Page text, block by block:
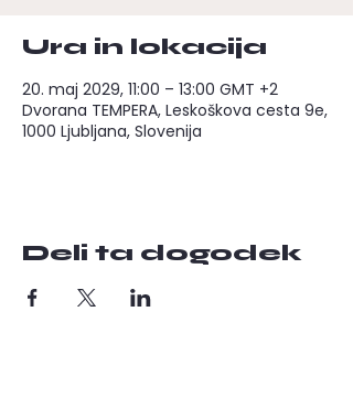
Ura in lokacija
20. maj 2029, 11:00 – 13:00 GMT +2
Dvorana TEMPERA, Leskoškova cesta 9e,
1000 Ljubljana, Slovenija
Deli ta dogodek